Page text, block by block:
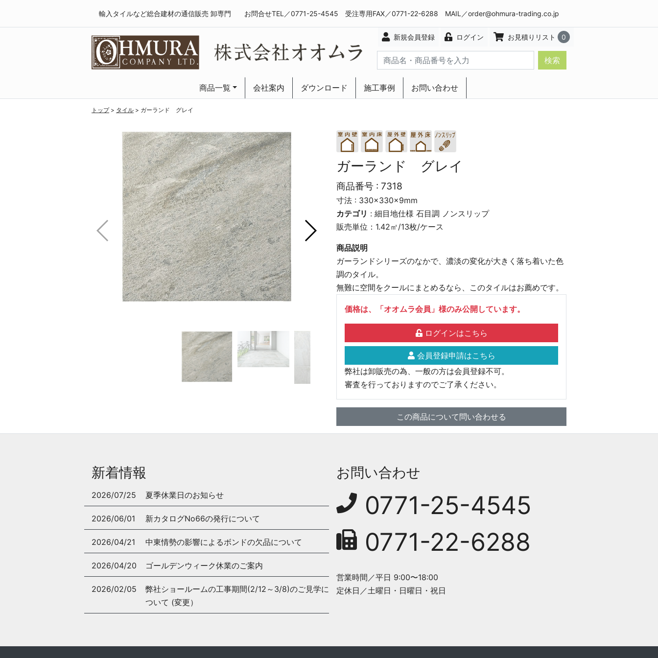
輸入タイルなど総合建材の通信販売 卸専門 お問合せTEL／0771-25-4545 受注専用FAX／0771-22-6288 MAIL／order@ohmura-trading.co.jp
新規会員登録 ログイン お見積りリスト 0
検索
商品一覧 会社案内 ダウンロード 施工事例 お問い合わせ
トップ> タイル > ガーランド グレイ
ガーランド グレイ
商品番号 : 7318
寸法 : 330×330×9mm
カテゴリ : 細目地仕様 石目調 ノンスリップ
販売単位：1.42㎡/13枚/ケース
商品説明
ガーランドシリーズのなかで、濃淡の変化が大きく落ち着いた色
調のタイル。
無難に空間をクールにまとめるなら、このタイルはお薦めです。
価格は、「オオムラ会員」様のみ公開しています。
ログインはこちら
会員登録申請はこちら
弊社は卸販売の為、一般の方は会員登録不可。
審査を行っておりますのでご了承ください。
この商品について問い合わせる
新着情報
2026/07/25 夏季休業日のお知らせ
2026/06/01 新カタログNo66の発行について
2026/04/21 中東情勢の影響によるボンドの欠品について
2026/04/20 ゴールデンウィーク休業のご案内
2026/02/05
弊社ショールームの工事期間(2/12～3/8)のご見学に
ついて (変更）
お問い合わせ
0771-25-4545
0771-22-6288
営業時間／平日 9:00〜18:00
定休日／土曜日・日曜日・祝日